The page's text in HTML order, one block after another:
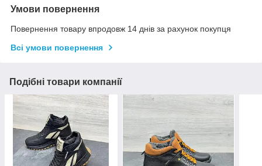
Умови повернення
Повернення товару впродовж 14 днів за рахунок покупця
Всі умови повернення
Подібні товари компанії